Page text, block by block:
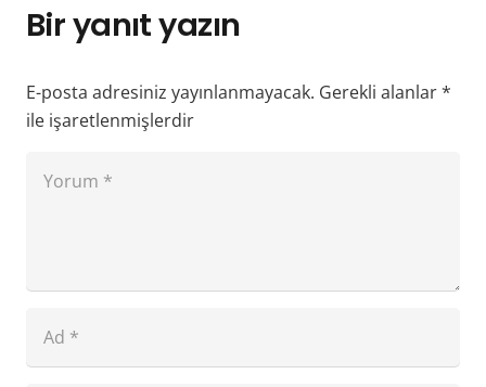
Bir yanıt yazın
E-posta adresiniz yayınlanmayacak. Gerekli alanlar*
ile işaretlenmişlerdir